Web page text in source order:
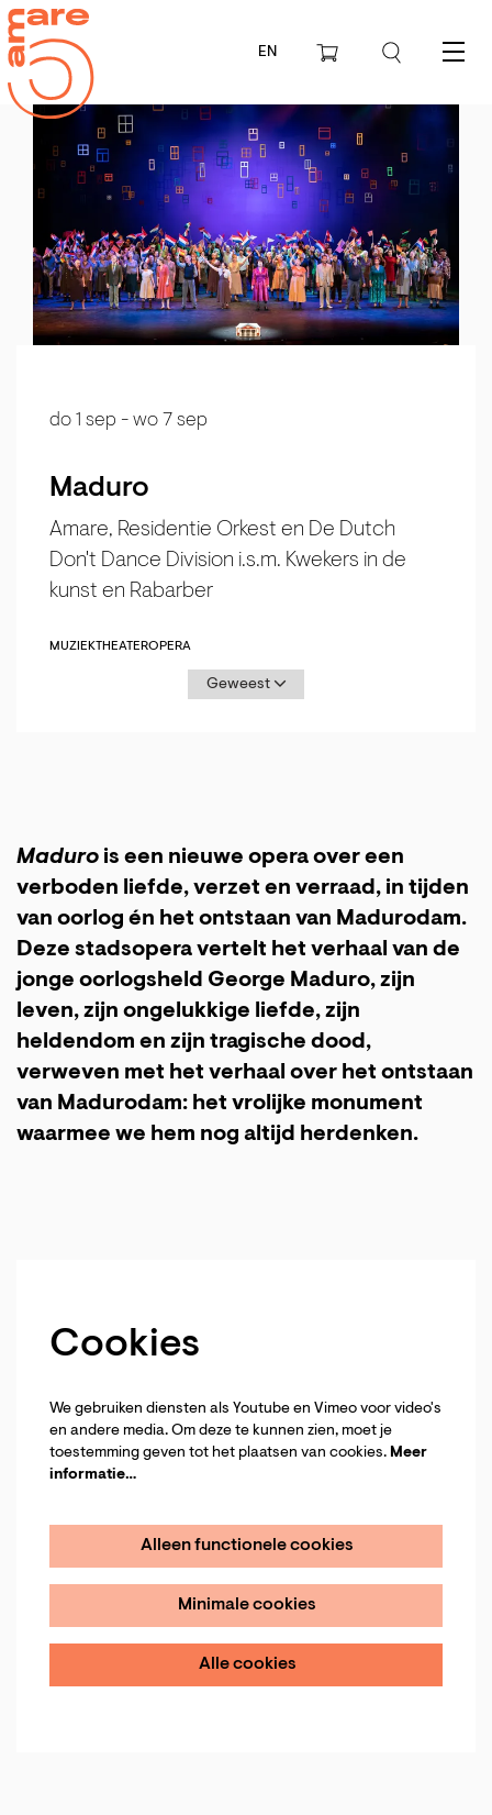
EN Menu
Maduro
Amare, Residentie Orkest en De Dutch
Don't Dance Division i.s.m. Kwekers in de
kunst en Rabarber
do 1 sep - wo 7 sep
MUZIEKTHEATEROPERA
Geweest
Maduro is een nieuwe opera over een
verboden liefde, verzet en verraad, in tijden
van oorlog én het ontstaan van Madurodam.
Deze stadsopera vertelt het verhaal van de
jonge oorlogsheld George Maduro, zijn
leven, zijn ongelukkige liefde, zijn
heldendom en zijn tragische dood,
verweven met het verhaal over het ontstaan
van Madurodam: het vrolijke monument
waarmee we hem nog altijd herdenken.
Cookies
We gebruiken diensten als Youtube en Vimeo voor video's
en andere media. Om deze te kunnen zien, moet je
toestemming geven tot het plaatsen van cookies. Meer
informatie…
Alleen functionele cookies
Minimale cookies
Alle cookies